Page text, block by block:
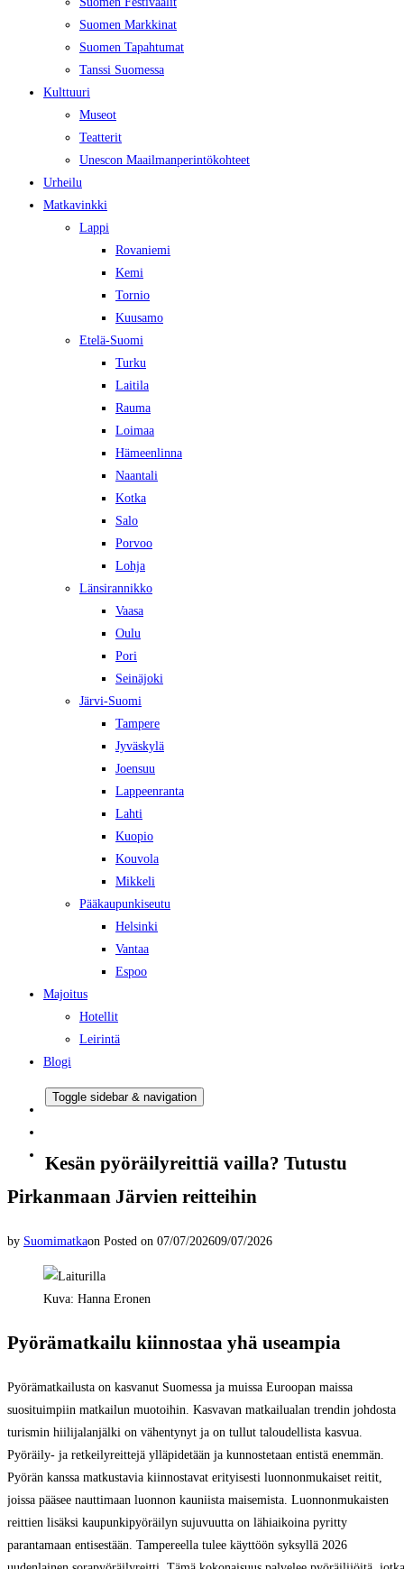
Suomen Markkinat
Suomen Tapahtumat
Tanssi Suomessa
Kulttuuri
Museot
Teatterit
Unescon Maailmanperintökohteet
Urheilu
Matkavinkki
Lappi
Rovaniemi
Kemi
Tornio
Kuusamo
Etelä-Suomi
Turku
Laitila
Rauma
Loimaa
Hämeenlinna
Naantali
Kotka
Salo
Porvoo
Lohja
Länsirannikko
Vaasa
Oulu
Pori
Seinäjoki
Järvi-Suomi
Tampere
Jyväskylä
Joensuu
Lappeenranta
Lahti
Kuopio
Kouvola
Mikkeli
Pääkaupunkiseutu
Helsinki
Vantaa
Espoo
Majoitus
Hotellit
Leirintä
Blogi
Toggle sidebar & navigation
Kesän pyöräilyreittiä vailla? Tutustu
Pirkanmaan Järvien reitteihin
by Suomimatkaon Posted on 07/07/202609/07/2026
Kuva: Hanna Eronen
Pyörämatkailu kiinnostaa yhä useampia
Pyörämatkailusta on kasvanut Suomessa ja muissa Euroopan maissa
suosituimpiin matkailun muotoihin. Kasvavan matkailualan trendin johdosta
turismin hiilijalanjälki on vähentynyt ja on tullut taloudellista kasvua.
Pyöräily- ja retkeilyreittejä ylläpidetään ja kunnostetaan entistä enemmän.
Pyörän kanssa matkustavia kiinnostavat erityisesti luonnonmukaiset reitit,
joissa pääsee nauttimaan luonnon kauniista maisemista. Luonnonmukaisten
reittien lisäksi kaupunkipyöräilyn sujuvuutta on lähiaikoina pyritty
parantamaan entisestään. Tampereella tulee käyttöön syksyllä 2026